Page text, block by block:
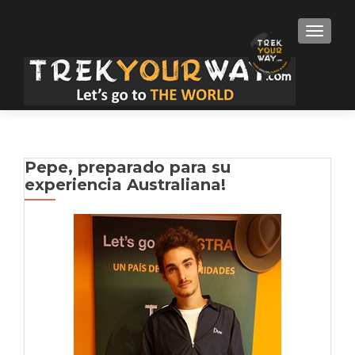
Pepe, preparado para su
experiencia Australiana!